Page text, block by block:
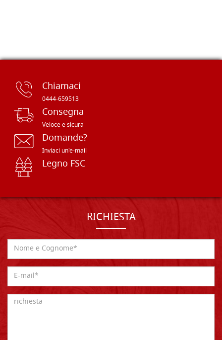
Chiamaci
0444-659513
Consegna
Veloce e sicura
Domande?
Inviaci un'e-mail
Legno FSC
RICHIESTA